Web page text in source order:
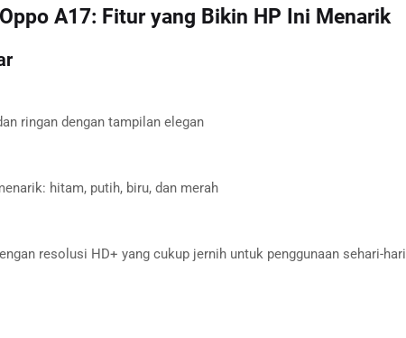
A17: Fitur yang Bikin HP Ini Menarik
ringan dengan tampilan elegan
hitam, putih, biru, dan merah
resolusi HD+ yang cukup jernih untuk penggunaan sehari-hari